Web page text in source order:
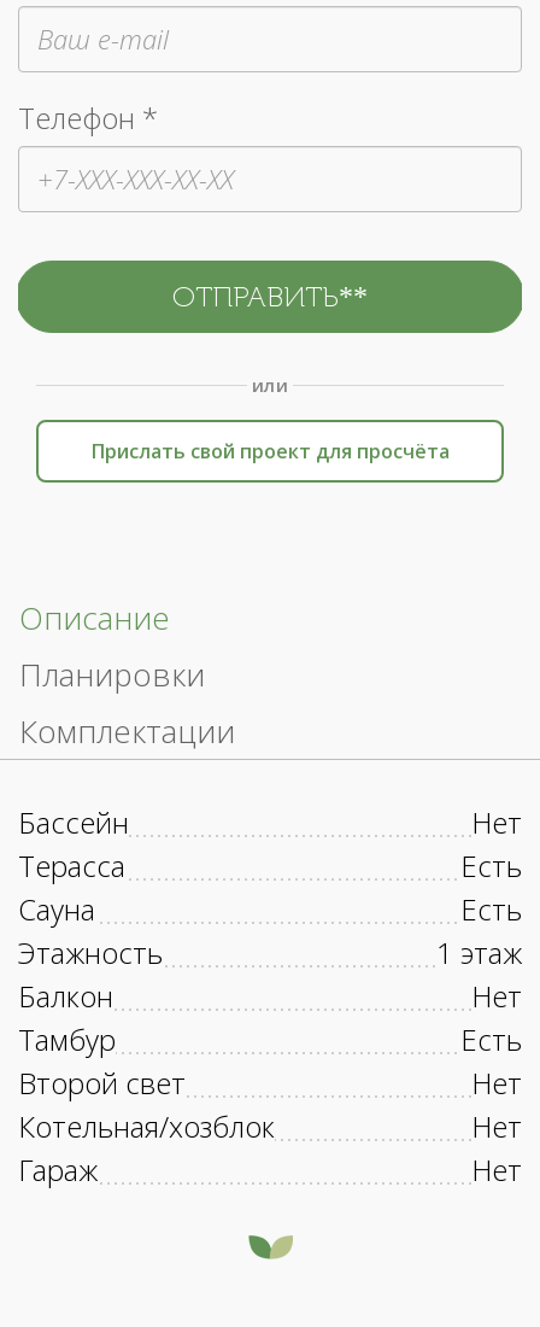
Телефон *
или
Прислать свой проект для просчёта
Описание
Планировки
Комплектации
Бассейн
Нет
Терасса
Есть
Сауна
Есть
Этажность
1 этаж
Балкон
Нет
Тамбур
Есть
Второй свет
Нет
Котельная/хозблок
Нет
Гараж
Нет